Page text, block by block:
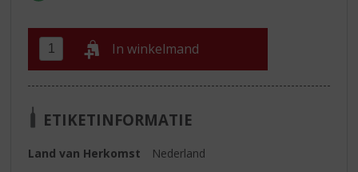
In winkelmand
ETIKETINFORMATIE
Land van Herkomst
Nederland